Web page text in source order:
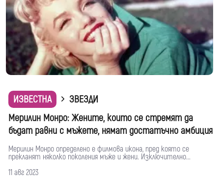
ИЗВЕСТНА
ЗВЕЗДИ
Мерилин Монро: Жените, които се стремят да
бъдат равни с мъжете, нямат достатъчно амбиция
Мерилин Монро определено е филмова икона, пред която се
прекланят няколко поколения мъже и жени. Изключително...
11 авг 2023